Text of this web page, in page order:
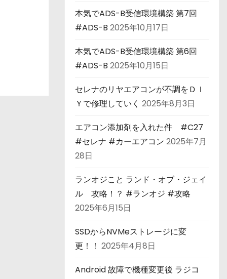
本気でADS-B受信環境構築 第7回
#ADS-B 2025年10月17日
本気でADS-B受信環境構築 第6回
#ADS-B 2025年10月15日
セレナのリヤエアコンが不調をＤＩ
Ｙで修理していく 2025年8月3日
エアコン添加剤を入れた件 #C27
#セレナ #カーエアコン 2025年7月
28日
ランオジこと ランド・オブ・ジェイ
ル 攻略！？ #ランオジ #攻略
2025年6月15日
SSDからNVMeストレージに変
更！！ 2025年4月8日
Android 故障で機種変更後 ラジコ